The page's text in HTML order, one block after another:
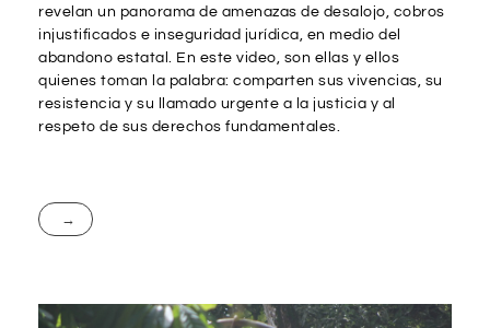
revelan un panorama de amenazas de desalojo, cobros
injustificados e inseguridad jurídica, en medio del
abandono estatal. En este video, son ellas y ellos
quienes toman la palabra: comparten sus vivencias, su
resistencia y su llamado urgente a la justicia y al
respeto de sus derechos fundamentales.